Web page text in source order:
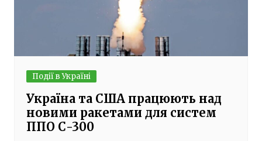
Події в Україні
Україна та США працюють над
новими ракетами для систем
ППО С-300